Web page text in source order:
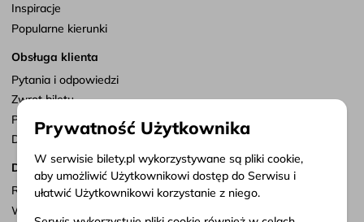
Inspiracje
Popularne kierunki
Obsługa klienta
Pytania i odpowiedzi
Zwrot biletu
Punkty sprzedaży
Dostosuj zgody
Dokumenty
Regulamin serwisu
Warunki przewozu
Prywatność Użytkownika
W serwisie bilety.pl wykorzystywane są pliki cookie,
aby umożliwić Użytkownikowi dostęp do Serwisu i
ułatwić Użytkownikowi korzystanie z niego.